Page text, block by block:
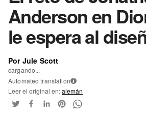
Anderson en
le espera al
Por Jule Scott
cargando...
Automated translation i
Leer el original en:alemán